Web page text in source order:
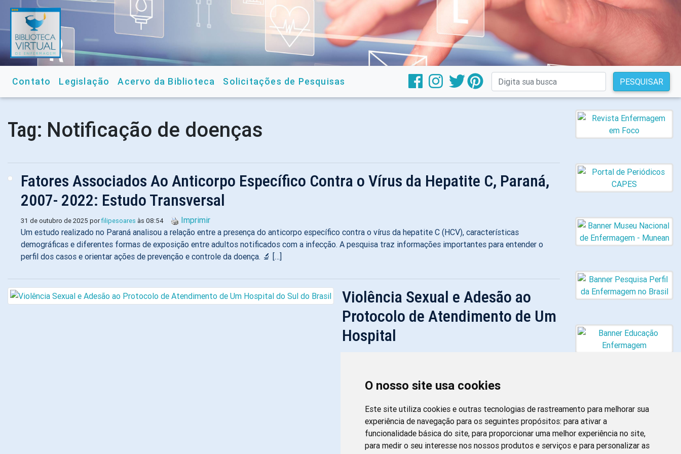
O nosso site usa cookies
Este site utiliza cookies e outras tecnologias de rastreamento para melhorar sua
experiência de navegação para os seguintes propósitos: para ativar a
funcionalidade básica do site, para proporcionar uma melhor experiência no site,
para medir o seu interesse nos nossos produtos e serviços e para personalizar as
Contato Legislação Acervo da Biblioteca Solicitações de Pesquisas PESQUISAR
Tag: Notificação de doenças
Fatores Associados Ao Anticorpo Específico Contra o Vírus da Hepatite C, Paraná,
2007- 2022: Estudo Transversal
31 de outubro de 2025 porfilipesoares às 08:54
Imprimir
Um estudo realizado no Paraná analisou a relação entre a presença do anticorpo específico contra o vírus da hepatite C (HCV), características
demográficas e diferentes formas de exposição entre adultos notificados com a infecção. A pesquisa traz informações importantes para entender o
perfil dos casos e orientar ações de prevenção e controle da doença. 🔬 […]
Violência Sexual e Adesão ao
Protocolo de Atendimento de Um
Hospital
multifatorial, que produz consequências traumáticas
relacionadas ao bem-estar físico e mental de quem sofre com
esta agressão. Entre as consequências deste tipo de
violência, incluem-se gravidez indesejada e infecções
sexualmente transmissíveis (IST). No campo da saúde, a
violência sexual contra crianças, adolescentes, mulheres e
Newsletter da